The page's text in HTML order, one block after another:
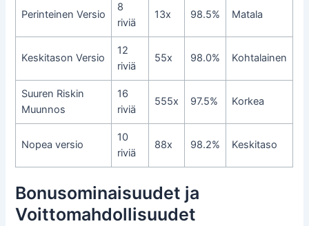
Perinteinen Versio
8
riviä
13x 98.5% Matala
Keskitason Versio
12
riviä
55x 98.0% Kohtalainen
Suuren Riskin
Muunnos
16
riviä
555x 97.5% Korkea
Nopea versio
10
riviä
88x 98.2% Keskitaso
Bonusominaisuudet ja
Voittomahdollisuudet